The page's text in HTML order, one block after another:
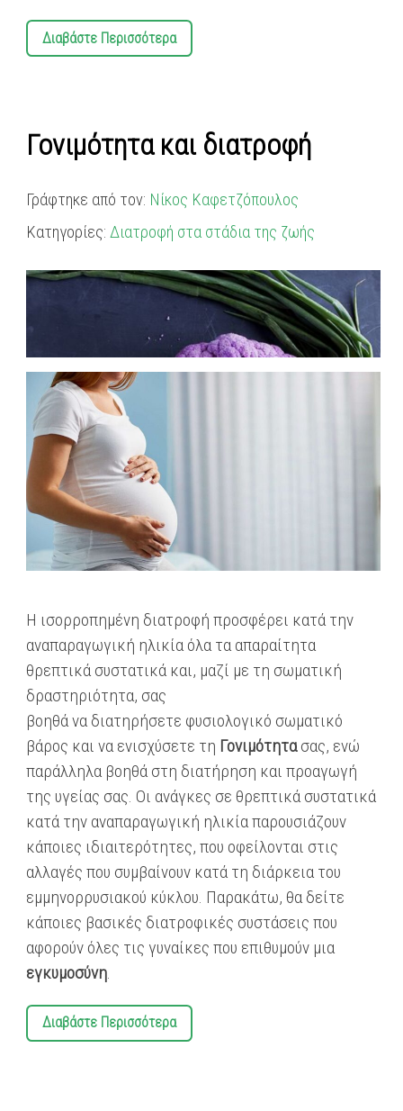
Διαβάστε Περισσότερα
Γονιμότητα και διατροφή
Γράφτηκε από τον: Νίκος Καφετζόπουλος
Κατηγορίες: Διατροφή στα στάδια της ζωής
Η ισορροπημένη διατροφή προσφέρει κατά την
αναπαραγωγική ηλικία όλα τα απαραίτητα
θρεπτικά συστατικά και, μαζί με τη σωματική
δραστηριότητα, σας
βοηθά να διατηρήσετε φυσιολογικό σωματικό
βάρος και να ενισχύσετε τη Γονιμότητασας, ενώ
παράλληλα βοηθά στη διατήρηση και προαγωγή
της υγείας σας. Οι ανάγκες σε θρεπτικά συστατικά
κατά την αναπαραγωγική ηλικία παρουσιάζουν
κάποιες ιδιαιτερότητες, που οφείλονται στις
αλλαγές που συμβαίνουν κατά τη διάρκεια του
εμμηνορρυσιακού κύκλου. Παρακάτω, θα δείτε
κάποιες βασικές διατροφικές συστάσεις που
αφορούν όλες τις γυναίκες που επιθυμούν μια
εγκυμοσύνη.
Διαβάστε Περισσότερα